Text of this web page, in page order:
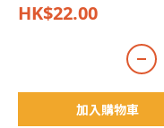
HK$22.00
加入購物車